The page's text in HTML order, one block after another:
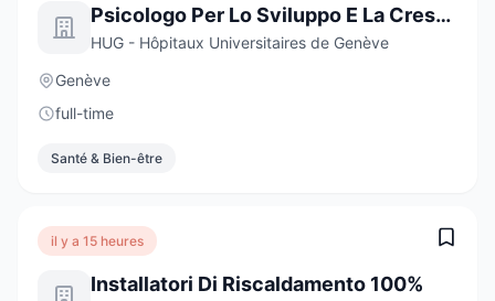
Psicologo Per Lo Sviluppo E La Crescita
HUG - Hôpitaux Universitaires de Genève
Genève
full-time
Santé & Bien-être
il y a 15 heures
Installatori Di Riscaldamento 100%